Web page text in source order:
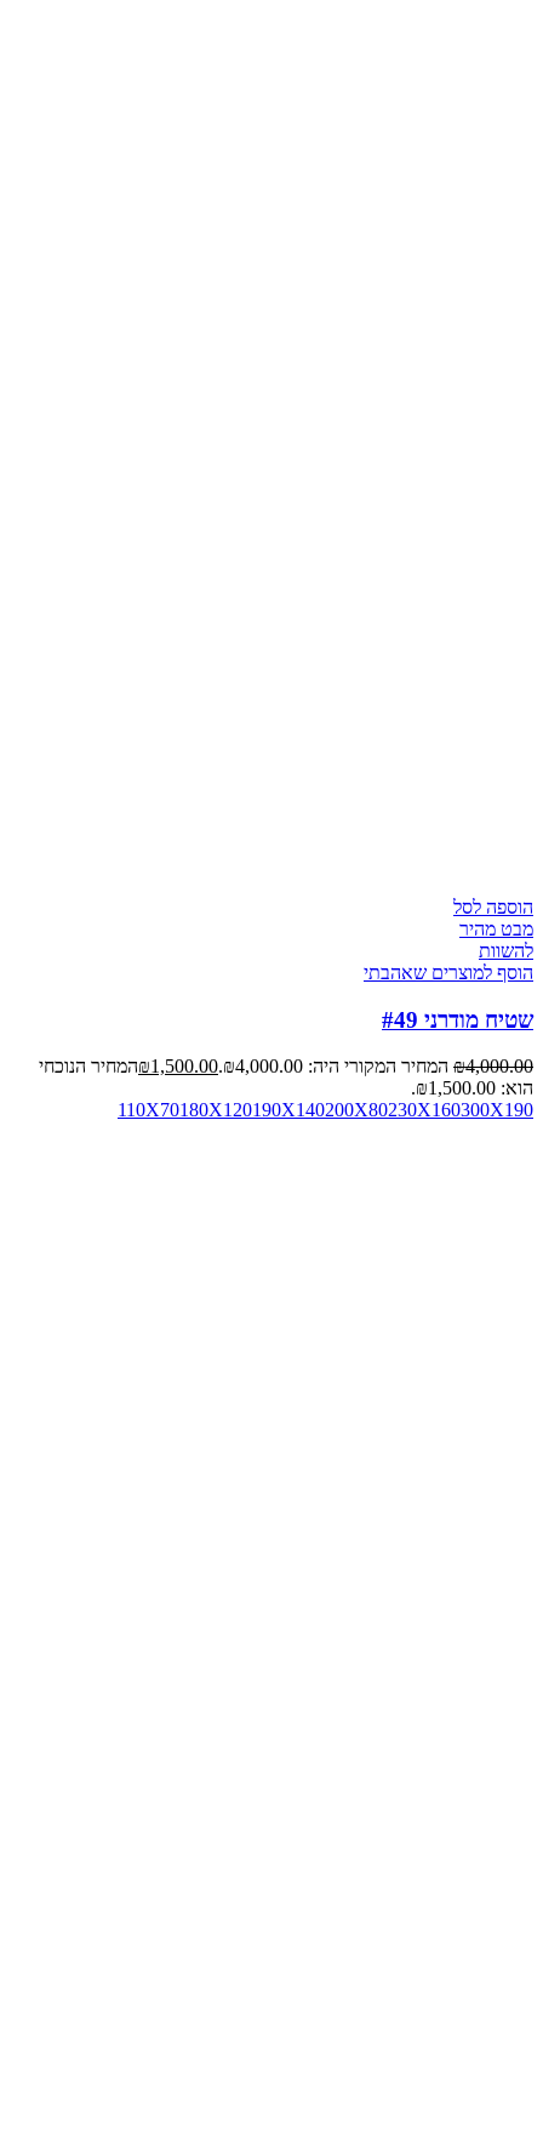
הוספה לסל
מבט מהיר
להשוות
הוסף למוצרים שאהבתי
שטיח מודרני #49
₪4,000.00 המחיר המקורי היה: ₪4,000.00. ₪1,500.00
המחיר הנוכחי
הוא: ₪1,500.00.
110X70180X120190X140200X80230X160300X190